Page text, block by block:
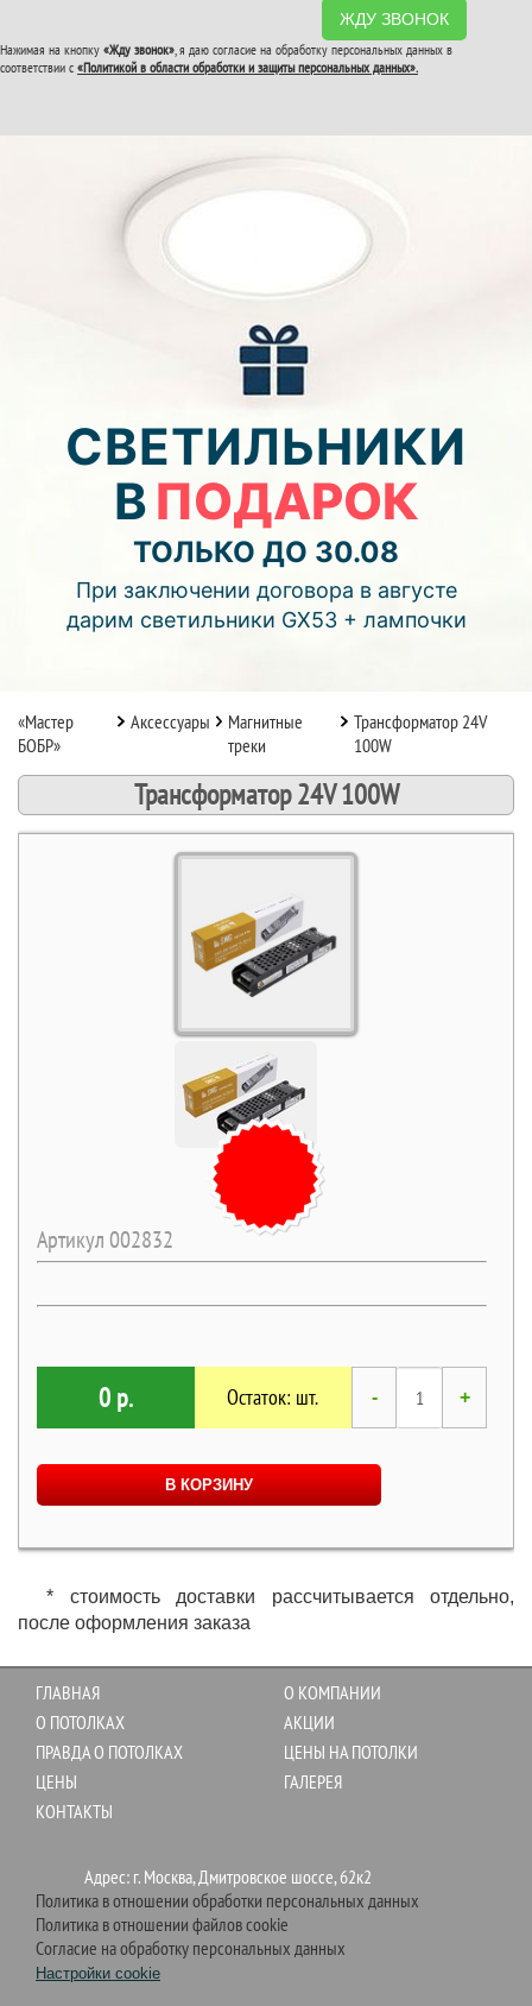
ВТОРОЙ И ТРЕТИЙ
ПОТОЛОК
В ПОДАРОК!
До конца акции:
04 13 14
дней часов мин.
Подробнее об акции >>
Монтаж двухуровнего потолка
с фотопечатью и подсветкой (смотреть видео)
СВЕТИЛЬНИКИ
ВПОДАРОК
ТОЛЬКО ДО 30.08
При заключении договора в августе
дарим светильники GX53 + лампочки
ЖДУ ЗВОНОК
Нажимая на кнопку «Жду звонок», я даю согласие на обработку персональных данных в
соответствии с «Политикой в области обработки и защиты персональных данных».
«Мастер
БОБР»
Аксессуары
Магнитные
треки
Трансформатор 24V
100W
Трансформатор 24V 100W
Артикул 002832
0 р. Остаток: шт. - +
В КОРЗИНУ
* стоимость доставки рассчитывается отдельно,
после оформления заказа
ГЛАВНАЯ
О КОМПАНИИ
О ПОТОЛКАХ
АКЦИИ
ПРАВДА О ПОТОЛКАХ
ЦЕНЫ НА ПОТОЛКИ
ЦЕНЫ
ГАЛЕРЕЯ
КОНТАКТЫ
Адрес: г. Москва, Дмитровское шоссе, 62к2
Политика в отношении обработки персональных данных
Политика в отношении файлов cookie
Согласие на обработку персональных данных
Настройки cookie